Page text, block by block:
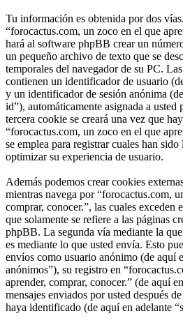
Tu información es obtenida por dos
“forocactus.com, un zoco en el que
hará al software phpBB crear un
un pequeño archivo de texto que se
temporales del navegador de su PC.
contienen un identificador de usuario
y un identificador de sesión anónima
id”), automáticamente asignada a
tercera cookie se creará una vez que
“forocactus.com, un zoco en el que
se emplea para registrar cuales han
optimizar su experiencia de usuario.
Además podemos crear cookies
mientras navega por “forocactus.com,
comprar, conocer.”, las cuales exceden
que solamente se refiere a las páginas
phpBB. La segunda vía mediante la
es mediante lo que usted envía. Esto
envíos como usuario anónimo (de aquí
anónimos”), su registro en
aprender, comprar, conocer.” (de aquí
mensajes enviados por usted después
haya identificado (de aquí en adelante